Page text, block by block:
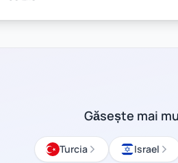
Găsește mai
Turcia Israel